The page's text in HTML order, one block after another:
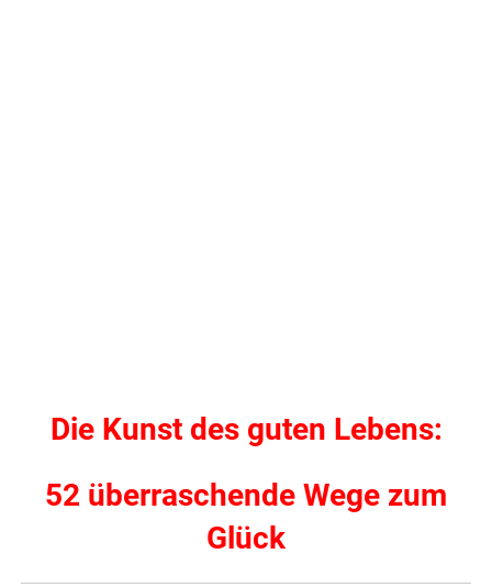
Die Kunst des guten Lebens:
52 überraschende Wege zum
Glück